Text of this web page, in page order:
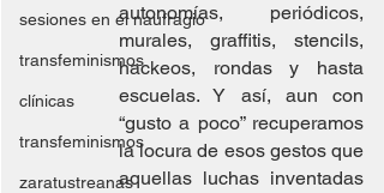
sesiones en el naufragio
transfeminismos
clínicas
transfeminismos
zaratustreanas
autonomías, periódicos,
murales, graffitis, stencils,
hackeos, rondas y hasta
escuelas. Y así, aun con
“gusto a poco” recuperamos
la locura de esos gestos que
aquellas luchas inventadas